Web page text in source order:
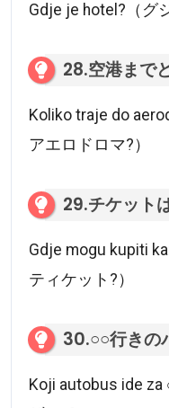
Gdje je hotel?（
28.空港まで
Koliko traje do
アエロドロマ?）
29.チケット
Gdje mogu kupiti
ティケット?）
30.○○行きの
Koji autobus ide